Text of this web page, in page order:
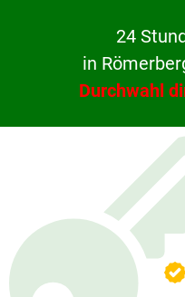
24
in
Durchwahl